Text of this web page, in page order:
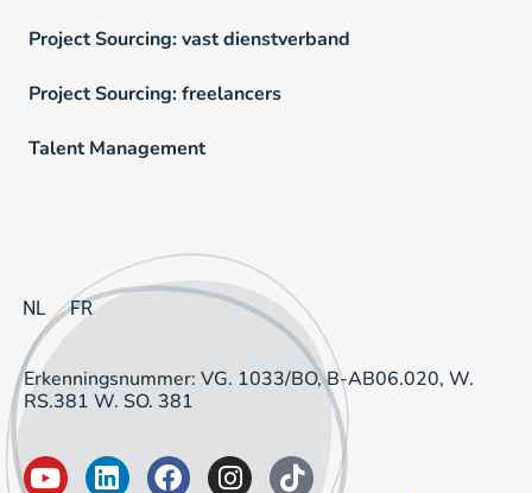
Project Sourcing: vast dienstverband
Project Sourcing: freelancers
Talent Management
NL FR
Erkenningsnummer: VG. 1033/BO, B-AB06.020, W.
RS.381 W. SO. 381